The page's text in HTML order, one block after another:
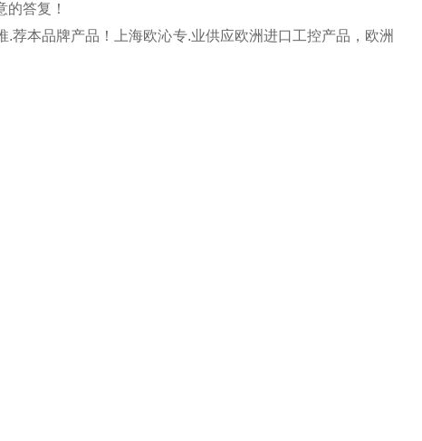
的答复！
.荐本品牌产品！上海欧沁专.业供应欧洲进口工控产品，欧洲